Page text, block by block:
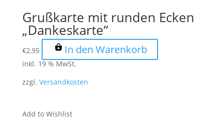
Grußkarte mit runden Ecken
„Dankeskarte“
€2,95 In den Warenkorb
inkl. 19 % MwSt.
zzgl. Versandkosten
Add to Wishlist